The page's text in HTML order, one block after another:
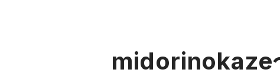
midorinokaze